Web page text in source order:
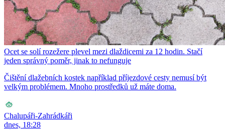
Ocet se solí rozežere plevel mezi dlaždicemi za 12 hodin. Stačí
jeden správný poměr, jinak to nefunguje
Čištění dlažebních kostek například příjezdové cesty nemusí být
velkým problémem. Mnoho prostředků už máte doma.
Chalupáři-Zahrádkáři
dnes, 18:28